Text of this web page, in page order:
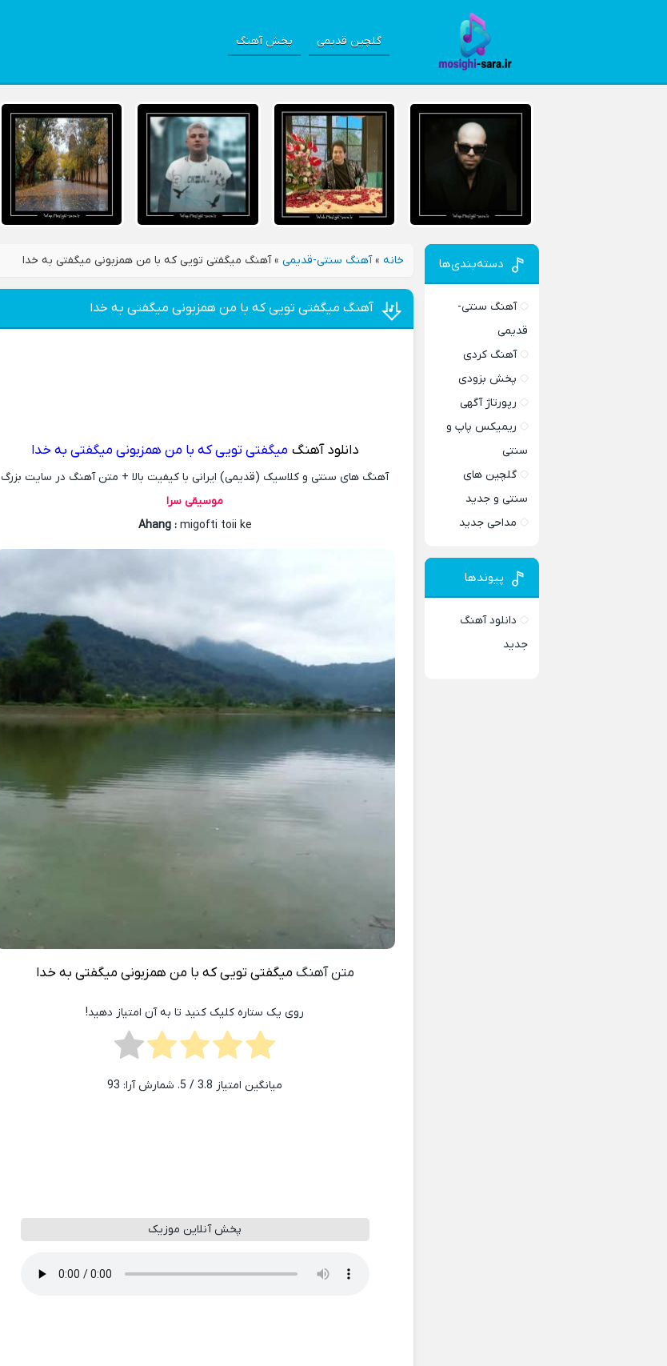
گلچین قدیمی پخش آهنگ
خانه »آهنگ سنتی-قدیمی »آهنگ میگفتی تویی که با من همزبونی میگفتی به خدا
آهنگ میگفتی تویی که با من همزبونی میگفتی به خدا
دانلود آهنگ میگفتی تویی که با من همزبونی میگفتی به خدا
آهنگ های سنتی و کلاسیک (قدیمی) ایرانی با کیفیت بالا + متن آهنگ در سایت بزرگ
موسیقی سرا
Ahang :migofti toii ke
متن آهنگ میگفتی تویی که با من همزبونی میگفتی به خدا
روی یک ستاره کلیک کنید تا به آن امتیاز دهید!
میانگین امتیاز 3.8/ 5. شمارش آرا: 93
پخش آنلاین موزیک
دسته‌بندی‌ها
آهنگ سنتی-
قدیمی
آهنگ کردی
پخش بزودی
رپورتاژ آگهی
ریمیکس پاپ و
سنتی
گلچین های
سنتی و جدید
مداحی جدید
پیوندها
دانلود آهنگ
جدید